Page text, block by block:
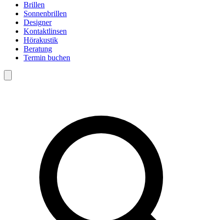
Brillen
Sonnenbrillen
Designer
Kontaktlinsen
Hörakustik
Beratung
Termin buchen